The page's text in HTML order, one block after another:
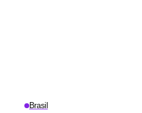
Brasil